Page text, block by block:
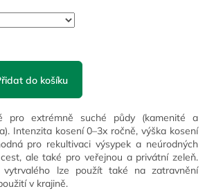
do košíku
pro extrémně suché půdy (kamenité a
Intenzita kosení 0–3x ročně, výška kosení
pro rekultivaci výsypek a neúrodných
ale také pro veřejnou a privátní zeleň.
vytrvalého lze použít také na zatravnění
v krajině.